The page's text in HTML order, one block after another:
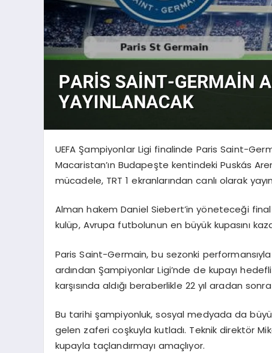
UEFA Şampiyonlar Ligi finalinde Paris Saint-
Macaristan’ın Budapeşte kentindeki Puskás
mücadele, TRT 1 ekranlarından canlı olarak
Alman hakem Daniel Siebert’in yöneteceği
kulüp, Avrupa futbolunun en büyük kupasını
Paris Saint-Germain, bu sezonki
ardından Şampiyonlar Ligi’nde de kupayı
karşısında aldığı beraberlikle 22 yıl aradan
Bu tarihi şampiyonluk, sosyal medyada da
gelen zaferi coşkuyla kutladı. Teknik direktör
kupayla taçlandırmayı amaçlıyor.